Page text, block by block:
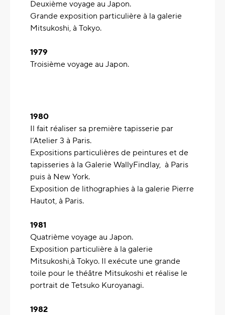
Deuxième voyage au Japon.
Grande exposition particulière à la galerie
Mitsukoshi, à Tokyo.
1979
Troisième voyage au Japon.
1980
Il fait réaliser sa première tapisserie par
l’Atelier 3 à Paris.
Expositions particulières de peintures et de
tapisseries à la Galerie WallyFindlay, à Paris
puis à New York.
Exposition de lithographies à la galerie Pierre
Hautot, à Paris.
1981
Quatrième voyage au Japon.
Exposition particulière à la galerie
Mitsukoshi,à Tokyo. Il exécute une grande
toile pour le théâtre Mitsukoshi et réalise le
portrait de Tetsuko Kuroyanagi.
1982